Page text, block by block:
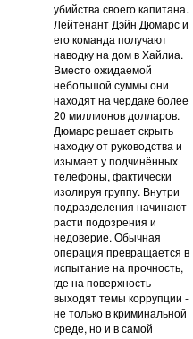
убийства своего капитана.
Лейтенант Дэйн Дюмарс и
его команда получают
наводку на дом в Хайлиа.
Вместо ожидаемой
небольшой суммы они
находят на чердаке более
20 миллионов долларов.
Дюмарс решает скрыть
находку от руководства и
изымает у подчинённых
телефоны, фактически
изолируя группу. Внутри
подразделения начинают
расти подозрения и
недоверие. Обычная
операция превращается в
испытание на прочность,
где на поверхность
выходят темы коррупции -
не только в криминальной
среде, но и в самой